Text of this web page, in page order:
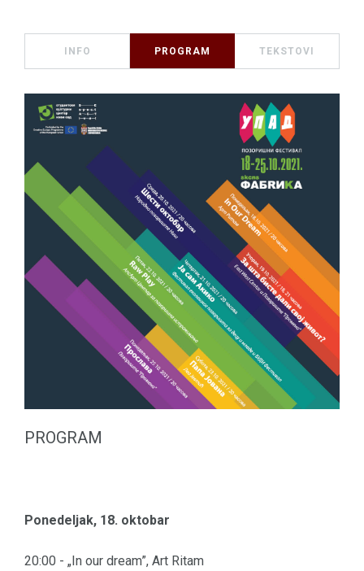
INFO PROGRAM TEKSTOVI
PROGRAM
Ponedeljak, 18. oktobar
20:00 - „In our dream”, Art Ritam